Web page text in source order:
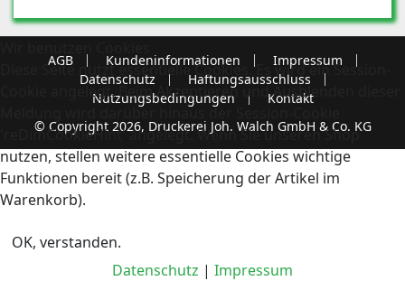
AGB Kundeninformationen
Impressum
Datenschutz
Haftungsausschluss
Nutzungsbedingungen
Kontakt
© Copyright 2026, Druckerei Joh. Walch GmbH & Co. KG
Diese Seite nutzt essentielle Cookies. Es wird ein Session-
Cookie angelegt. Beim Akzeptieren und Ausblenden dieser
Meldung wird darüber hinaus der Session-Cookie
'reDimCookieHint' angelegt. Wenn Sie unseren Shop
nutzen, stellen weitere essentielle Cookies wichtige
Funktionen bereit (z.B. Speicherung der Artikel im
Warenkorb).
OK, verstanden.
Datenschutz | Impressum